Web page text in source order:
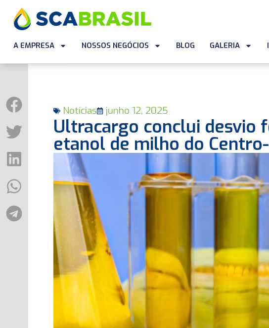
A EMPRESA NOSSOS NEGÓCIOS BLOG GALERIA
Notícias junho 12, 2025
Ultracargo conclui desvio
etanol de milho do